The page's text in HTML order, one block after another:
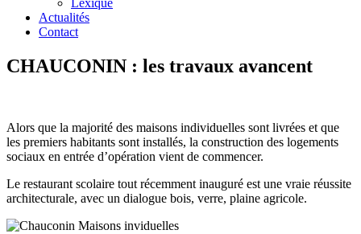
Actualités
Contact
CHAUCONIN : les travaux avancent
Alors que la majorité des maisons individuelles sont livrées et que
les premiers habitants sont installés, la construction des logements
sociaux en entrée d’opération vient de commencer.
Le restaurant scolaire tout récemment inauguré est une vraie réussite
architecturale, avec un dialogue bois, verre, plaine agricole.